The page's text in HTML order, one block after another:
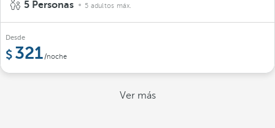
5 Personas 5 adultos máx.
Desde
321/noche
Ver más